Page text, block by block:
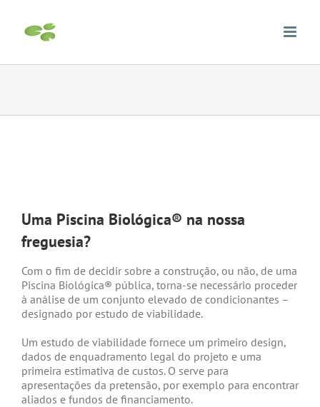
content
Image
Uma Piscina Biológica® na nossa
freguesia?
Com o fim de decidir sobre a construção, ou não, de uma
Piscina Biológica® pública, torna-se necessário proceder
à análise de um conjunto elevado de condicionantes –
designado por estudo de viabilidade.
Um estudo de viabilidade fornece um primeiro design,
dados de enquadramento legal do projeto e uma
primeira estimativa de custos. O serve para
apresentações da pretensão, por exemplo para encontrar
aliados e fundos de financiamento.